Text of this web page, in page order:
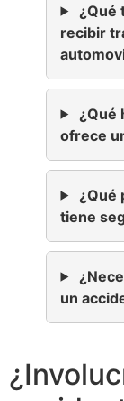
¿Qué
recibir
¿Qué
ofrece
¿Qué
tiene
un